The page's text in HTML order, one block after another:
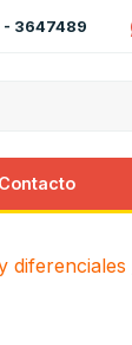
- 3647489
Contacto
diferenciales